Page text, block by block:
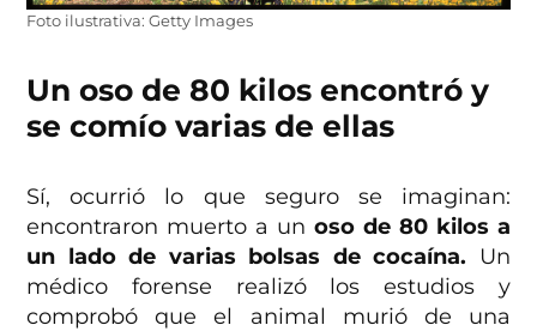
Foto ilustrativa: Getty Images
Un oso de 80 kilos encontró y
se comío varias de ellas
Sí, ocurrió lo que seguro se imaginan:
encontraron muerto a un oso de 80 kilos a
un lado de varias bolsas de cocaína. Un
médico forense realizó los estudios y
comprobó que el animal murió de una